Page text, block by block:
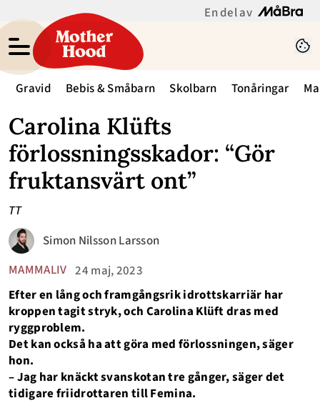
En del av
Gravid Bebis & Småbarn Skolbarn Tonåringar
Carolina Klüfts
förlossningsskador: “Gör
fruktansvärt ont”
MAMMALIV 24 maj, 2023
Simon Nilsson Larsson
TT
Efter en lång och framgångsrik idrottskarriär har
kroppen tagit stryk, och Carolina Klüft dras med
ryggproblem.
Det kan också ha att göra med förlossningen, säger
hon.
– Jag har knäckt svanskotan tre gånger, säger det
tidigare friidrottaren till Femina.